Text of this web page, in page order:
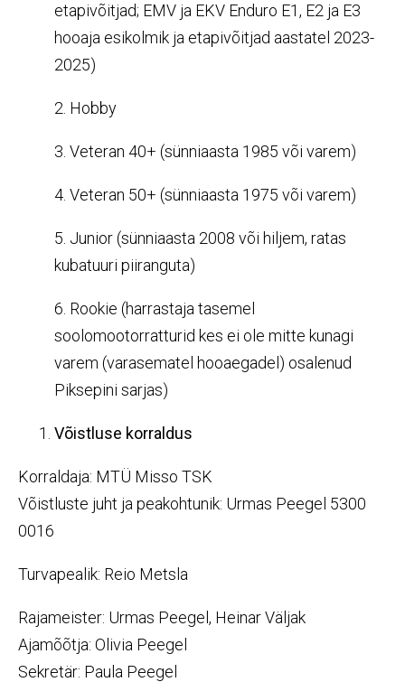
etapivõitjad; EMV ja EKV Enduro E1, E2 ja E3
hooaja esikolmik ja etapivõitjad aastatel 2023-
2025)
2. Hobby
3. Veteran 40+ (sünniaasta 1985 või varem)
4. Veteran 50+ (sünniaasta 1975 või varem)
5. Junior (sünniaasta 2008 või hiljem, ratas
kubatuuri piiranguta)
6. Rookie (harrastaja tasemel
soolomootorratturid kes ei ole mitte kunagi
varem (varasematel hooaegadel) osalenud
Piksepini sarjas)
Võistluse korraldus
Korraldaja: MTÜ Misso TSK
Võistluste juht ja peakohtunik: Urmas Peegel 5300
0016
Turvapealik: Reio Metsla
Rajameister: Urmas Peegel, Heinar Väljak
Ajamõõtja: Olivia Peegel
Sekretär: Paula Peegel